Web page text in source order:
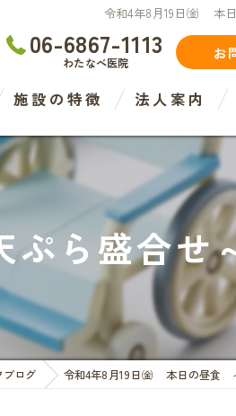
令和4年8月19日㈮ 本
06-6867-1113
わたなべ医院
お
施設の特徴
住宅型
介護度
認知症度
医療法人
法人案内
ら盛合せ
ブログ 令和4年8月19日㈮ 本日の昼食